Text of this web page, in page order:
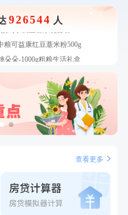
926544 人
预约了脑血管系统套餐
约了脑血管系统套餐
粮可益康红豆薏米粉500g
朵朵-1000g粗粮生活礼盒
预约了男性健康套餐
的1.5L电热水壶HJ1522
的1.5L电热水壶HJ1522
糖尿病强化体检套餐
查看更多